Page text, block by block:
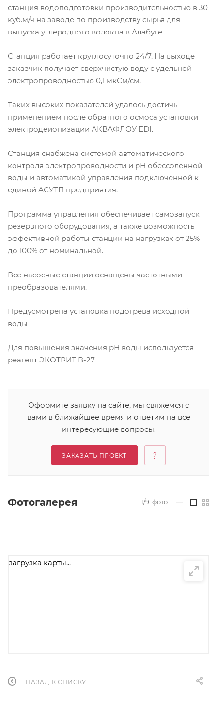
станция водоподготовки производительностью в 30
куб.м/ч на заводе по производству сырья для
выпуска углеродного волокна в Алабуге.
Станция работает круглосуточно 24/7. На выходе
заказчик получает сверхчистую воду с удельной
электропроводностью 0,1 мкСм/см.
Таких высоких показателей удалось достичь
применением после обратного осмоса установки
электродеионизации АКВАФЛОУ EDI.
Станция снабжена системой автоматического
контроля электропроводности и рН обессоленной
воды и автоматикой управления подключенной к
единой АСУТП предприятия.
Программа управления обеспечивает самозапуск
резервного оборудования, а также возможность
эффективной работы станции на нагрузках от 25%
до 100% от номинальной.
Все насосные станции оснащены частотными
преобразователями.
Предусмотрена установка подогрева исходной
воды
Для повышения значения рН воды используется
реагент ЭКОТРИТ В-27
Оформите заявку на сайте, мы свяжемся с
вами в ближайшее время и ответим на все
интересующие вопросы.
ЗАКАЗАТЬ ПРОЕКТ
Фотогалерея 1/9 фото
загрузка карты...
НАЗАД К СПИСКУ